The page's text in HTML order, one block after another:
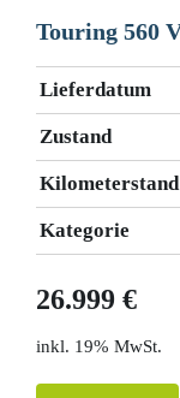
Touring 560
Lieferdatum
Zustand
Kilometerstand
Kategorie
26.999 €
19% MwSt.